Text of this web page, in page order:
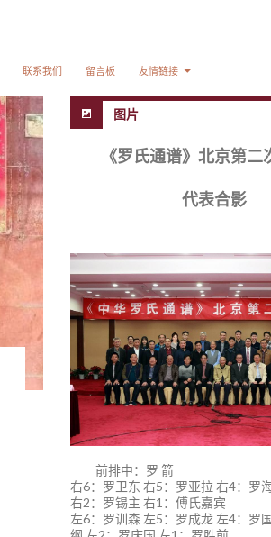
联系我们 留言板 友情链接
图片
《罗氏通谱》北京第二
代表合影
前排中：罗 箭
右6：罗卫东 右5：罗亚拉 右4：罗
右2：罗锡主 右1：傅氏嘉宾
左6：罗训森 左5：罗成龙 左4：罗